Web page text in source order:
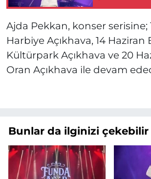
Ajda Pekkan, konser serisine;
Harbiye Açıkhava, 14 Haziran
Kültürpark Açıkhava ve 20
Oran Açıkhava ile devam
Bunlar da ilginizi çekebilir